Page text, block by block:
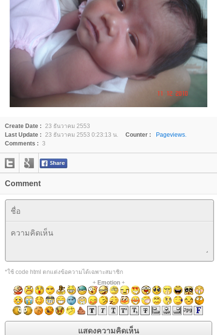
Create Date : 23 ธันวาคม 2553
Last Update : 23 ธันวาคม 2553 0:23:13 น. Counter :
Pageviews.
Comments : 3
Comment
*ใช้ code html ตกแต่งข้อความได้เฉพาะสมาชิก
+ Emotion+